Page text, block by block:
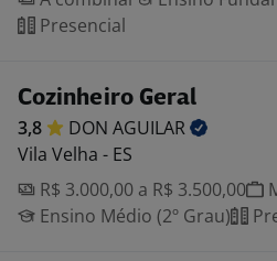
Presencial
Cozinheiro Geral
3,8 DON AGUILAR
Vila Velha - ES
R$ 3.000,00 a R$ 3.500,00
Ensino Médio (2º Grau)